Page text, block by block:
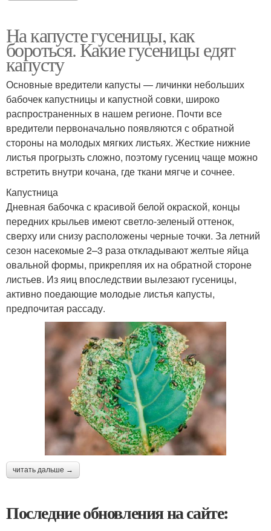
На капусте гусеницы, как
бороться. Какие гусеницы едят
капусту
Основные вредители капусты — личинки небольших
бабочек капустницы и капустной совки, широко
распространенных в нашем регионе. Почти все
вредители первоначально появляются с обратной
стороны на молодых мягких листьях. Жесткие нижние
листья прогрызть сложно, поэтому гусениц чаще можно
встретить внутри кочана, где ткани мягче и сочнее.
Капустница
Дневная бабочка с красивой белой окраской, концы
передних крыльев имеют светло-зеленый оттенок,
сверху или снизу расположены черные точки. За летний
сезон насекомые 2–3 раза откладывают желтые яйца
овальной формы, прикрепляя их на обратной стороне
листьев. Из яиц впоследствии вылезают гусеницы,
активно поедающие молодые листья капусты,
предпочитая рассаду.
читать дальше →
Последние обновления на сайте: